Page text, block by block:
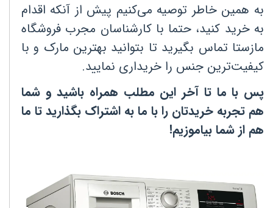
به همین خاطر توصیه می‌کنیم پیش از آنکه اقدام
به خرید کنید، حتما با کارشناسان مجرب فروشگاه
مازستا تماس بگیرید تا بتوانید بهترین مارک و با
کیفیت‌ترین جنس را خریداری نمایید.
پس با ما تا آخر این مطلب همراه باشید و شما
هم تجربه خریدتان را با ما به اشتراک بگذارید تا ما
هم از شما بیاموزیم!